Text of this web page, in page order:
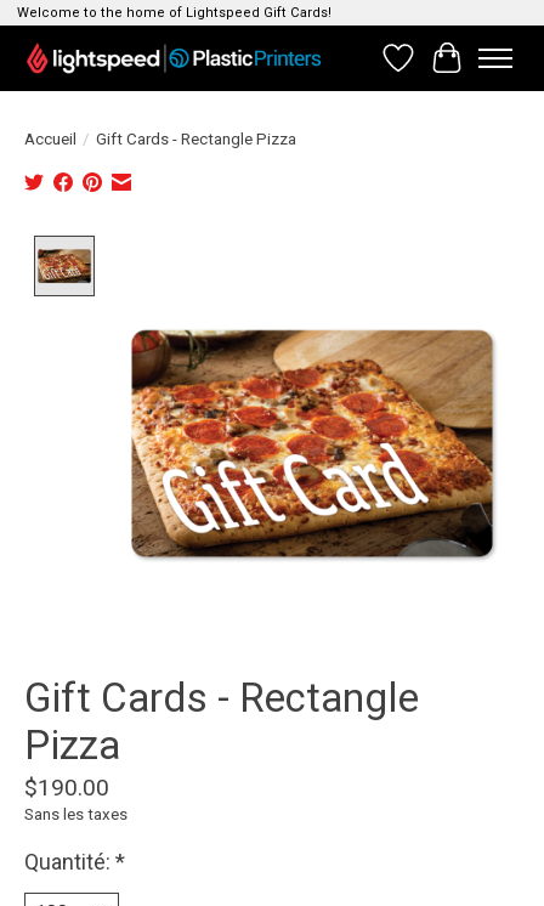
Welcome to the home of Lightspeed Gift Cards!
Liste de souhaits
Panier
Accueil / Gift Cards - Rectangle Pizza
Gift Cards - Rectangle
Pizza
$190.00
Sans les taxes
Quantité: *